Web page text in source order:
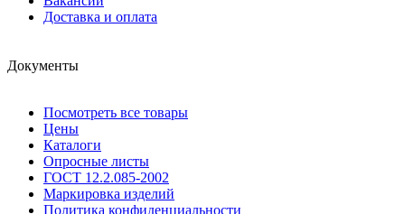
Доставка и оплата
Документы
Посмотреть все товары
Цены
Каталоги
Опросные листы
ГОСТ 12.2.085-2002
Маркировка изделий
Политика конфиденциальности